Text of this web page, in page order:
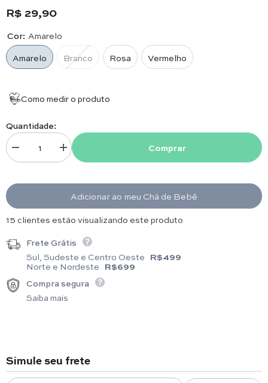
R$ 29,90
Cor: Amarelo
Amarelo
Branco Rosa Vermelho
Como medir o produto
Quantidade:
Diminuir quantidade para Faixa - Romance
Aumentar quantidade para Faixa - Romance
Comprar
Adicionar ao meu Chá de Bebê
15 clientes estão visualizando este produto
Frete Grátis
Sul, Sudeste e Centro Oeste R$499
Norte e Nordeste R$699
Compra segura
Saiba mais
Simule seu frete